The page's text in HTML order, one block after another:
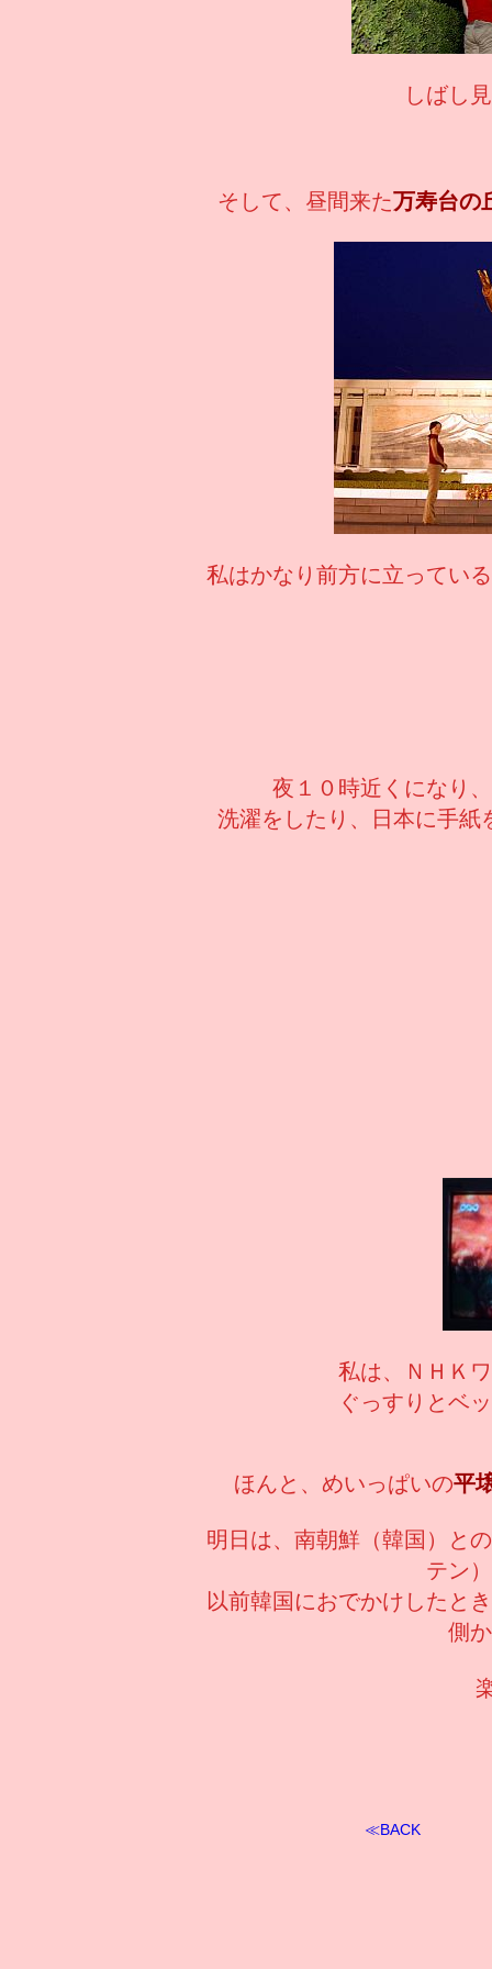
しばし
そして、昼間来た万寿台の
私はかなり前方に立ってい
夜１０時近くになり
洗濯をしたり、日本に手紙
私は、ＮＨＫ
ぐっすりとベ
ほんと、めいっぱいの平
明日は、南朝鮮（韓国）と
テン
以前韓国におでかけしたと
側
≪BACK